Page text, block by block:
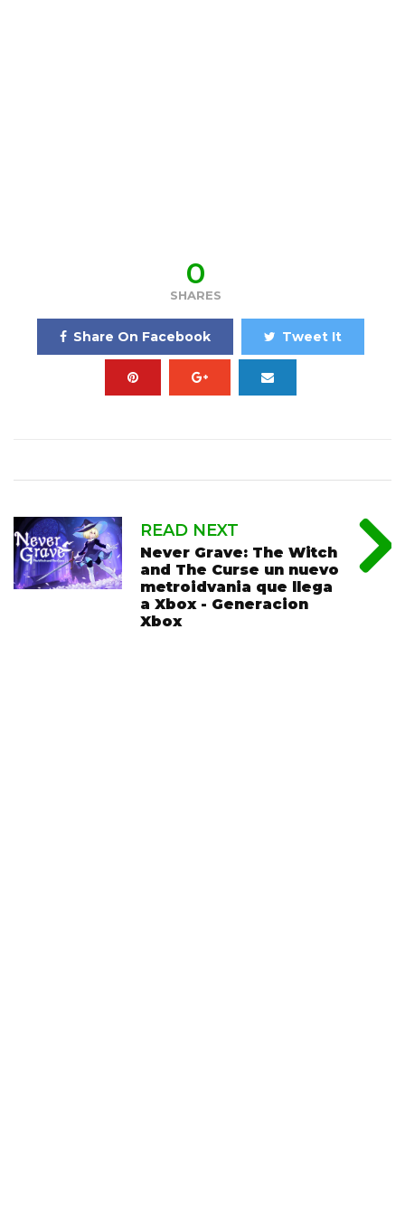
0
SHARES
Share On Facebook Tweet It
READ NEXT
Never Grave: The Witch
and The Curse un nuevo
metroidvania que llega
a Xbox - Generacion
Xbox